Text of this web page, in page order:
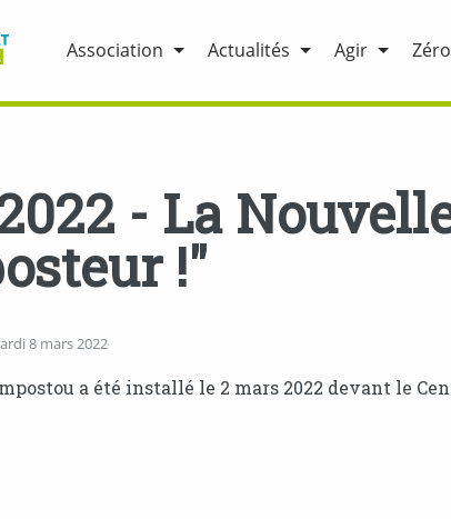
Association Actualités Agir
- La
!"
8 mars 2022
a été installé le 2 mars 2022 devant le